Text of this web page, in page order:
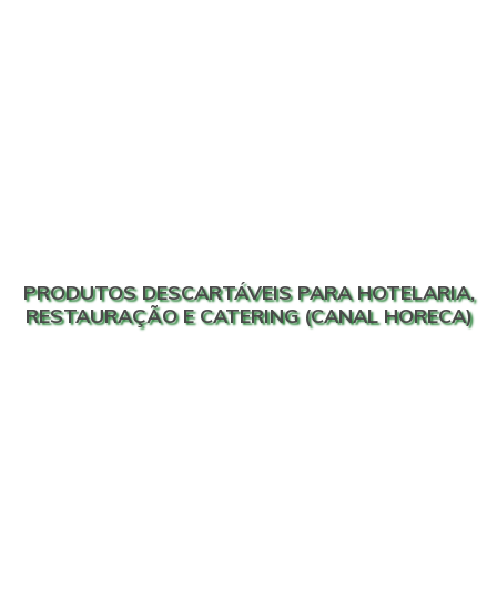
PRODUTOS DESCARTÁVEIS PARA HOTELARIA,
RESTAURAÇÃO E CATERING (CANAL HORECA)